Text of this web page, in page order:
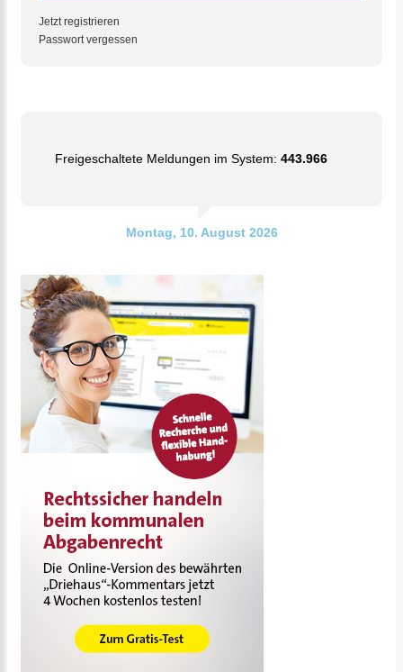
Jetzt registrieren
Passwort vergessen
Freigeschaltete Meldungen im System: 443.966
Montag, 10. August 2026